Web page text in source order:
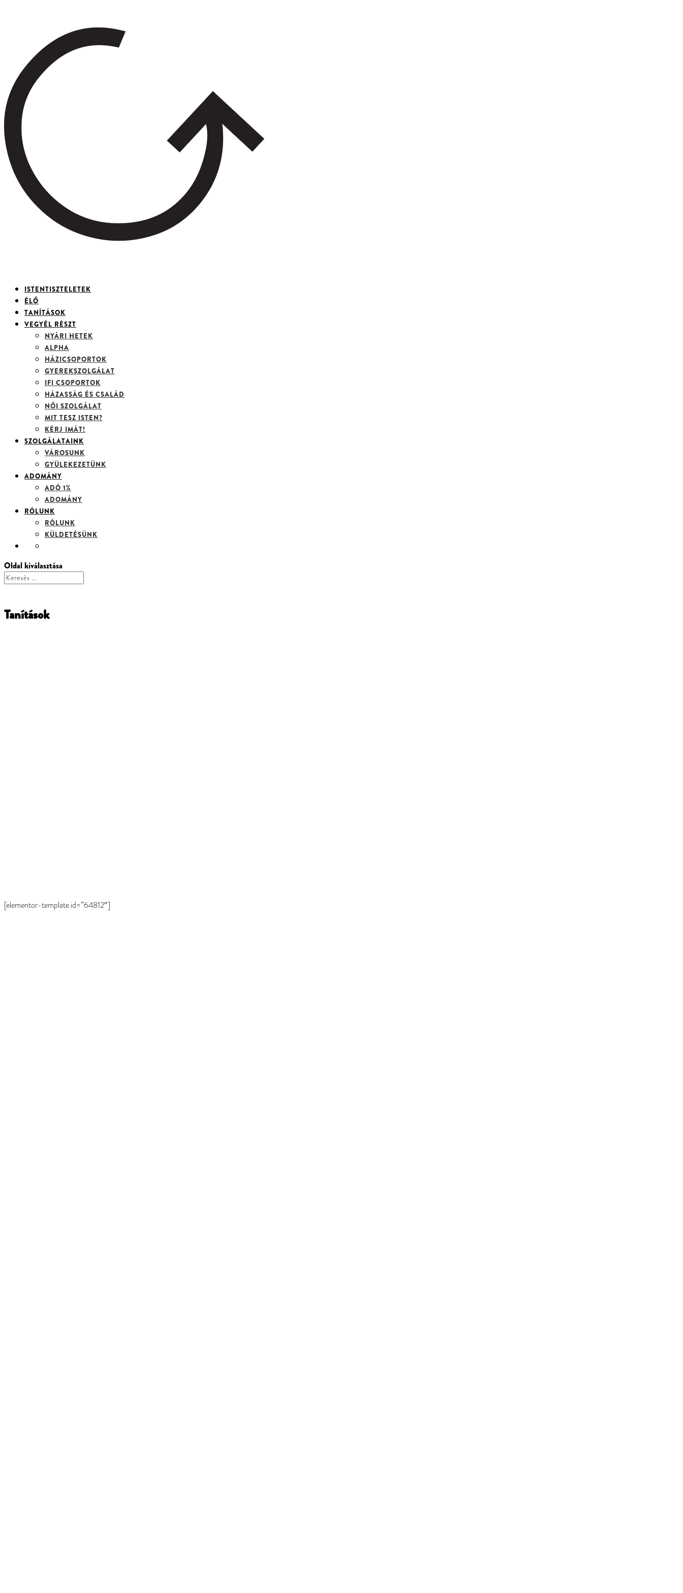
ISTENTISZTELETEK
ÉLŐ
TANÍTÁSOK
VEGYÉL RÉSZT
NYÁRI HETEK
ALPHA
HÁZICSOPORTOK
GYEREKSZOLGÁLAT
IFI CSOPORTOK
HÁZASSÁG ÉS CSALÁD
NŐI SZOLGÁLAT
MIT TESZ ISTEN?
KÉRJ IMÁT!
SZOLGÁLATAINK
VÁROSUNK
GYÜLEKEZETÜNK
ADOMÁNY
ADÓ 1%
ADOMÁNY
RÓLUNK
RÓLUNK
KÜLDETÉSÜNK
Oldal kiválasztása
Tanítások
[elementor-template id=”64812″]